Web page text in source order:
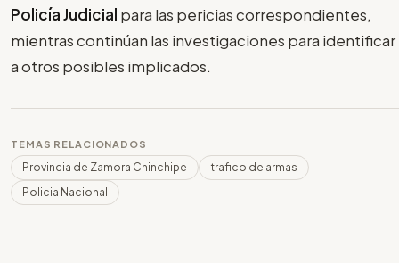
Policía Judicial para las pericias correspondientes,
mientras continúan las investigaciones para identificar
a otros posibles implicados.
TEMAS RELACIONADOS
Provincia de Zamora Chinchipe
trafico de armas
Policia Nacional